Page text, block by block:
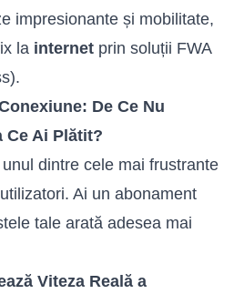
impresionante și mobilitate,
la internet prin soluții FWA
De Ce Nu
Ce Ai Plătit?
dintre cele mai frustrante
Ai un abonament
tale arată adesea mai
Viteza Reală a